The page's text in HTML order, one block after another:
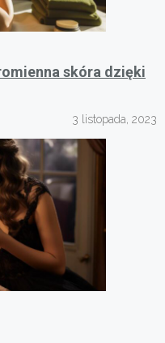
skóra dzięki
3 listopada, 2023